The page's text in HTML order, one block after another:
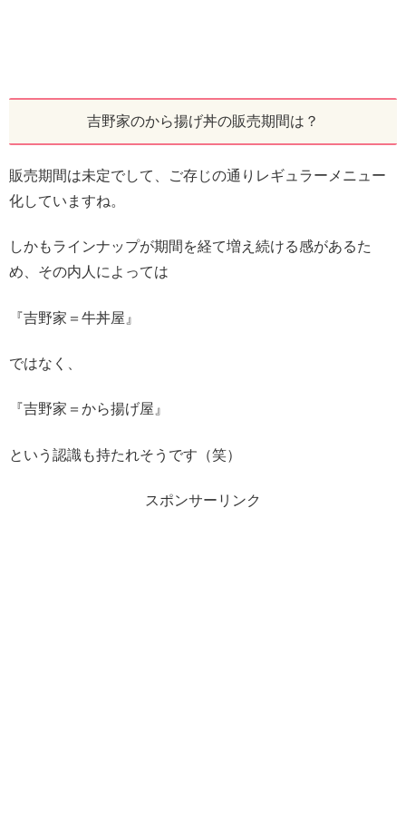
吉野家のから揚げ丼の販売期間は？
販売期間は未定でして、ご存じの通りレギュラーメニュー
化していますね。
しかもラインナップが期間を経て増え続ける感があるた
め、その内人によっては
『吉野家＝牛丼屋』
ではなく、
『吉野家＝から揚げ屋』
という認識も持たれそうです（笑）
スポンサーリンク